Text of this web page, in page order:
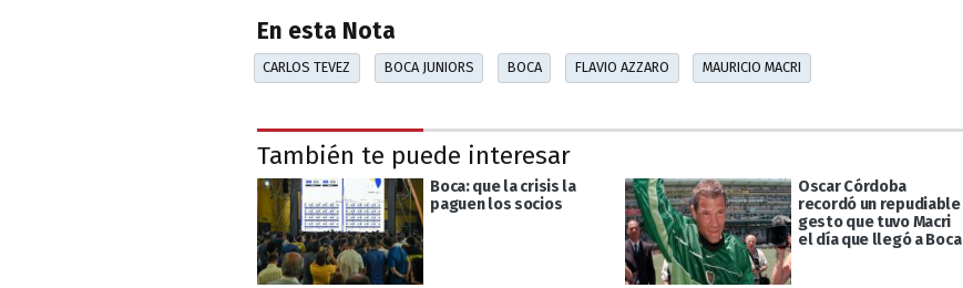
En esta Nota
CARLOS TEVEZ BOCA JUNIORS BOCA FLAVIO AZZARO MAURICIO MACRI
También te puede interesar
Boca: que la crisis la
paguen los socios
Oscar Córdoba
recordó un repudiable
gesto que tuvo Macri
el día que llegó a Boca